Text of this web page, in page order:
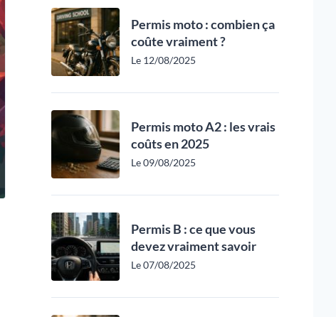
Permis moto : combien ça
coûte vraiment ?
Le 12/08/2025
Permis moto A2 : les vrais
coûts en 2025
Le 09/08/2025
Permis B : ce que vous
devez vraiment savoir
Le 07/08/2025